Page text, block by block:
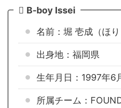
B-boy Issei
名前：堀 壱成（ほり
出身地：福岡県
生年月日：1997年6
所属チーム：